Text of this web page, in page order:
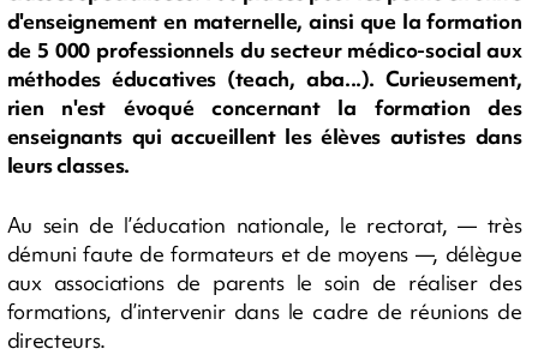
d'enseignement en maternelle, ainsi que la formation
de 5 000 professionnels du secteur médico-social aux
méthodes éducatives (teach, aba...). Curieusement,
rien n'est évoqué concernant la formation des
enseignants qui accueillent les élèves autistes dans
leurs classes.
Au sein de l’éducation nationale, le rectorat, — très
démuni faute de formateurs et de moyens —, délègue
aux associations de parents le soin de réaliser des
formations, d’intervenir dans le cadre de réunions de
directeurs.